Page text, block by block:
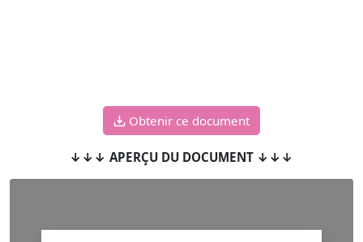
Obtenir ce document
↓↓↓ APERÇU DU DOCUMENT ↓↓↓